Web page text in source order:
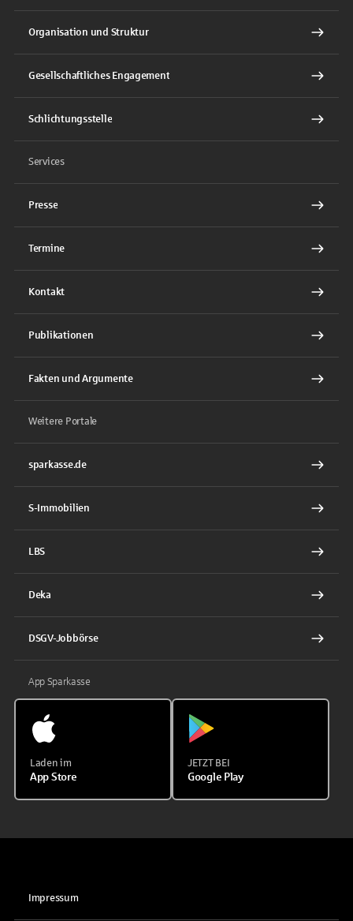
Organisation und Struktur
Gesellschaftliches Engagement
Schlichtungsstelle
Services
Presse
Termine
Kontakt
Publikationen
Fakten und Argumente
Weitere Portale
sparkasse.de
S-Immobilien
LBS
Deka
DSGV-Jobbörse
App Sparkasse
Laden im
App Store
JETZT BEI
Google Play
Impressum